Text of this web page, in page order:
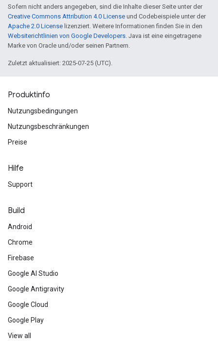
Sofern nicht anders angegeben, sind die Inhalte dieser Seite unter der
Creative Commons Attribution 4.0 License und Codebeispiele unter der
Apache 2.0 License lizenziert. Weitere Informationen finden Sie in den
Websiterichtlinien von Google Developers. Java ist eine eingetragene
Marke von Oracle und/oder seinen Partnern.
Zuletzt aktualisiert: 2025-07-25 (UTC).
Produktinfo
Nutzungsbedingungen
Nutzungsbeschränkungen
Preise
Hilfe
Support
Build
Android
Chrome
Firebase
Google AI Studio
Google Antigravity
Google Cloud
Google Play
View all